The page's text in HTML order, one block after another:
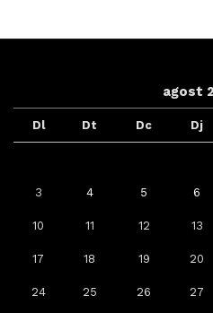
agost
Dl Dt Dc Dj
3 4 5 6
10 11 12 13
17 18 19 20
24 25 26 27